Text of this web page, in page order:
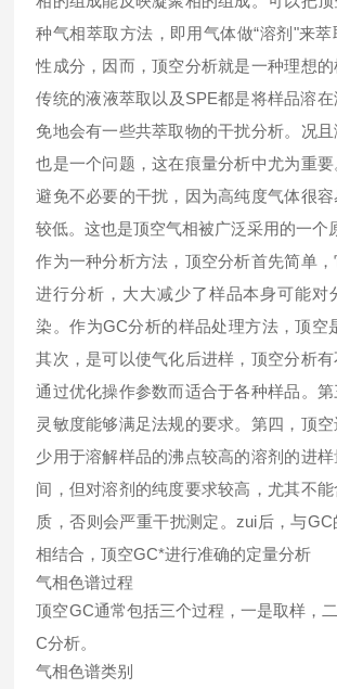
种气相萃取方法，即用气体做“溶剂"来
性成分，因而，顶空分析就是一种理想的
传统的液液萃取以及SPE都是将样品溶
免地会有一些共萃取物的干扰分析。况
也是一个问题，这在痕量分析中尤为重
避免不必要的干扰，因为高纯度气体很
较低。这也是顶空气相被广泛采用的一个
作为一种分析方法，顶空分析首先简单
进行分析，大大减少了样品本身可能对
染。作为GC分析的样品处理方法，顶空
其次，是可以使气化后进样，顶空分析
通过优化操作参数而适合于各种样品。
灵敏度能够满足法规的要求。第四，顶
少用于溶解样品的沸点较高的溶剂的进
间，但对溶剂的纯度要求较高，尤其不
质，否则会严重干扰测定。zui后，与
相结合，顶空GC*进行准确的定量分析
气相色谱过程
顶空GC通常包括三个过程，一是取样，
C分析。
气相色谱类别